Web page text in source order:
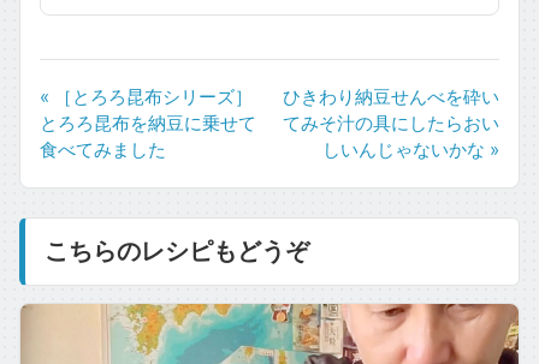
« ［とろろ昆布シリーズ］
とろろ昆布を納豆に乗せて
食べてみました
ひきわり納豆せんべを砕い
てみそ汁の具にしたらおい
しいんじゃないかな »
こちらのレシピもどうぞ